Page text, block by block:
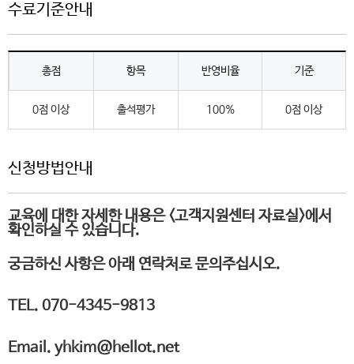
수료기준안내
총점 항목 반영비율 기준
0점 이상 출석평가 100% 0점 이상
신청방법안내
교육에 대한 자세한 내용은 <고객지원센터 자료실>에서
확인하실 수 있습니다.
궁금하신 사항은 아래 연락처로 문의주십시오.
TEL. 070-4345-9813
Email. yhkim@hellot.net